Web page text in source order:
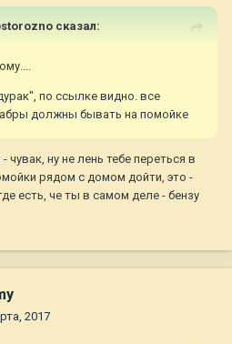
сказал:
по ссылке видно. все
должны бывать на помойке
ну не лень тебе переться в
рядом с домом дойти, это -
есть, че ты в самом деле - бензу
2017